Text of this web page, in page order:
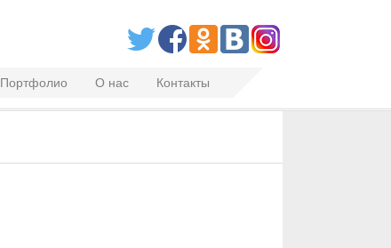
Портфолио О нас Контакты